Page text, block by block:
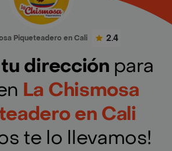
Piqueteadero en Cali 2.4
dirección para
La Chismosa
en Cali
te lo llevamos!